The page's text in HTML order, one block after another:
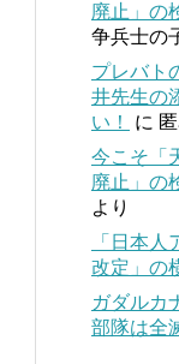
廃止」の
争兵士の
プレバト
井先生の
い！
に
今こそ「
廃止」の
より
「日本
改定」の
ガダルカ
部隊は全